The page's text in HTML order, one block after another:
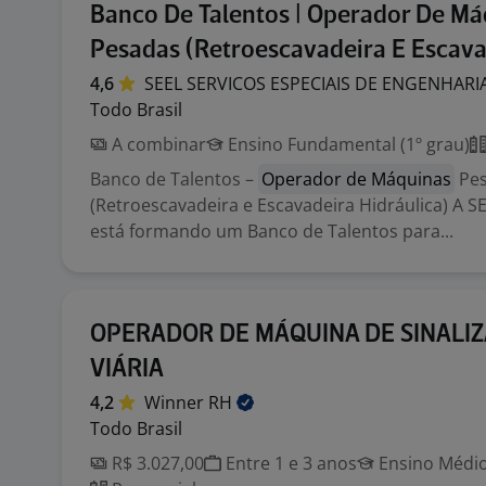
Banco De Talentos | Operador De
Pesadas (Retroescavadeira E
4,6 SEEL SERVICOS ESPECIAIS DE
Todo Brasil
A combinar
Ensino Fundamental (1º grau)
Banco de Talentos – Operador de Máquinas
(Retroescavadeira e Escavadeira Hidráulica) A
está formando um Banco de Talentos para...
OPERADOR DE MÁQUINA DE
VIÁRIA
4,2 Winner RH
Todo Brasil
R$ 3.027,00
Entre 1 e 3 anos
Ensino